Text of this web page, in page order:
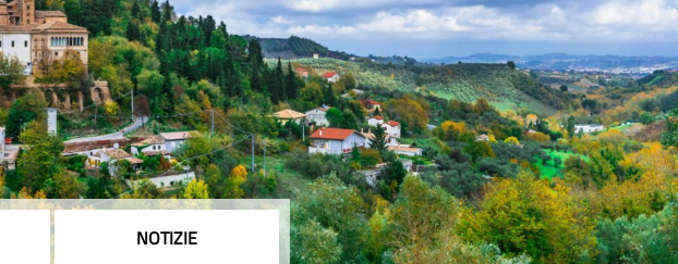
NOTIZIE